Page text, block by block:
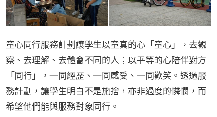
童心同行服務計劃讓學生以童真的心「童心」，去觀
察、去理解、去體會不同的人；以平等的心陪伴對方
「同行」，一同經歷、一同感受、一同歡笑。透過服
務計劃，讓學生明白不是施捨，亦非過度的憐憫，而
希望他們能與服務對象同行。